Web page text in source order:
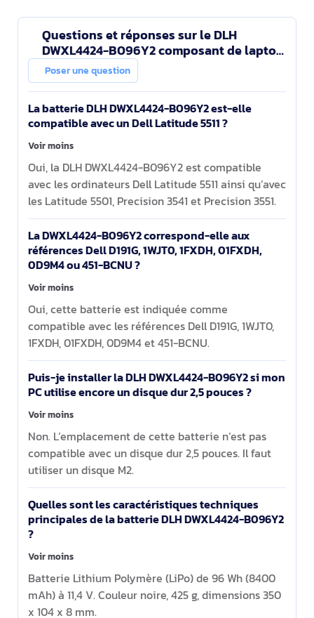
Questions et réponses sur le DLH
DWXL4424-B096Y2 composant de laptop
supplémentaire Batterie
Poser une question
La batterie DLH DWXL4424-B096Y2 est-elle
compatible avec un Dell Latitude 5511 ?
Voir moins
Oui, la DLH DWXL4424-B096Y2 est compatible
avec les ordinateurs Dell Latitude 5511 ainsi qu’avec
les Latitude 5501, Precision 3541 et Precision 3551.
La DWXL4424-B096Y2 correspond-elle aux
références Dell D191G, 1WJT0, 1FXDH, 01FXDH,
0D9M4 ou 451-BCNU ?
Voir moins
Oui, cette batterie est indiquée comme
compatible avec les références Dell D191G, 1WJT0,
1FXDH, 01FXDH, 0D9M4 et 451-BCNU.
Puis-je installer la DLH DWXL4424-B096Y2 si mon
PC utilise encore un disque dur 2,5 pouces ?
Voir moins
Non. L’emplacement de cette batterie n’est pas
compatible avec un disque dur 2,5 pouces. Il faut
utiliser un disque M2.
Quelles sont les caractéristiques techniques
principales de la batterie DLH DWXL4424-B096Y2
?
Voir moins
Batterie Lithium Polymère (LiPo) de 96 Wh (8400
mAh) à 11,4 V. Couleur noire, 425 g, dimensions 350
x 104 x 8 mm.